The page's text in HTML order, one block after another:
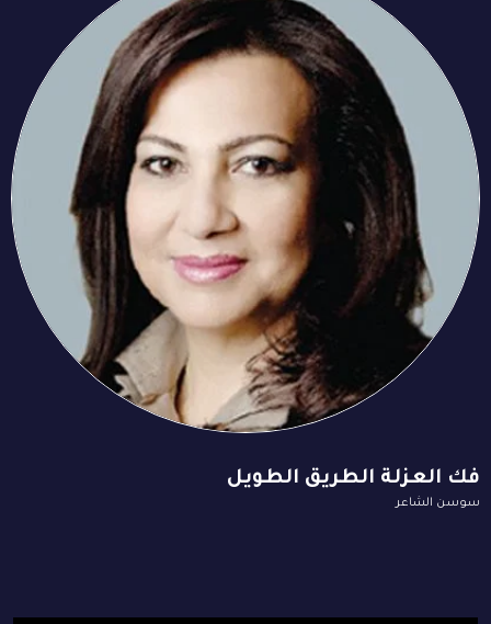
فك العزلة الطريق الطويل
سوسن الشاعر